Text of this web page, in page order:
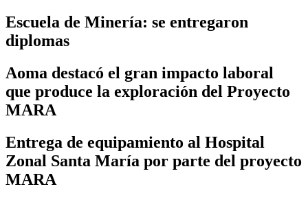
Escuela de Minería: se entregaron
diplomas
Aoma destacó el gran impacto laboral
que produce la exploración del Proyecto
MARA
Entrega de equipamiento al Hospital
Zonal Santa María por parte del proyecto
MARA